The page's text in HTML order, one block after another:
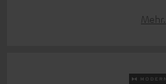
Mehr...